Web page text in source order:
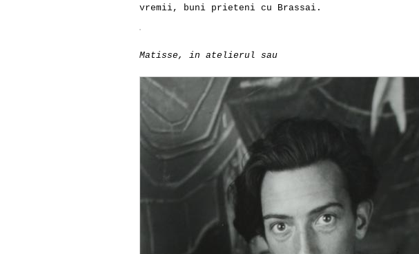
vremii, buni prieteni cu Brassai.
Matisse, in atelierul sau